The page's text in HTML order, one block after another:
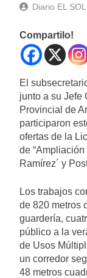
Diario EL SOL
Compartilo!
El
junto a su Jefe
Provincial de
participaron
ofertas de la
de
Ramírez´ y
Los trabajos
de 820 metros
guardería,
público a la
de Usos
un corredor
48 metros